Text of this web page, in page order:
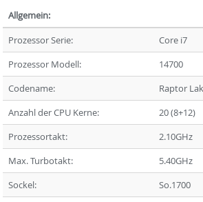
Allgemein:
Prozessor Serie:
Core i7
Prozessor Modell:
14700
Codename:
Raptor
Anzahl der CPU Kerne:
20 (8+12)
Prozessortakt:
2.10GHz
Max. Turbotakt:
5.40GHz
Sockel:
So.1700